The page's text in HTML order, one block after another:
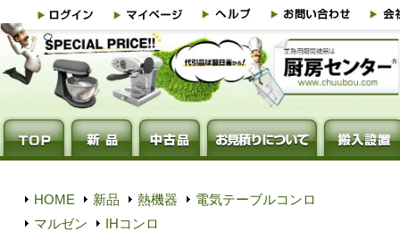
HOME 新品 熱機器
電気テーブルコンロ
マルゼン
IHコンロ